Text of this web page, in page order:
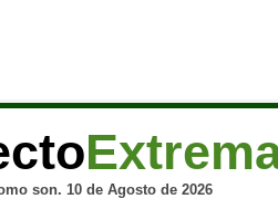
son. 10 de Agosto de 2026